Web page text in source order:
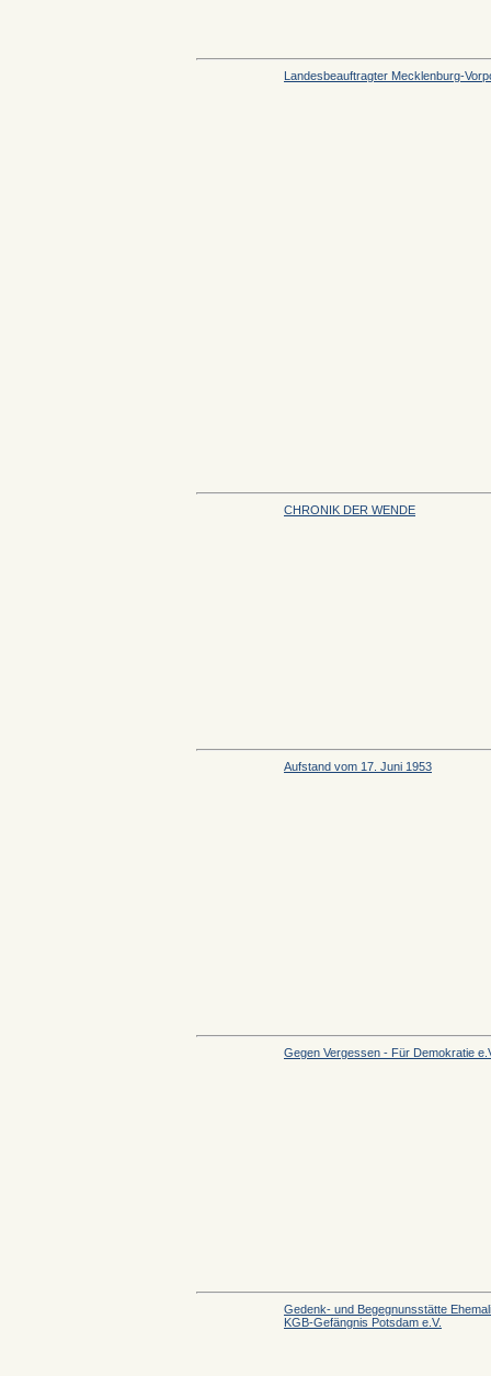
Landesbeauftragter Mecklenburg-
CHRONIK DER WENDE
Aufstand vom 17. Juni 1953
Gegen Vergessen - Für Demokratie
Gedenk- und Begegnunsstätte
KGB-Gefängnis Potsdam e.V.